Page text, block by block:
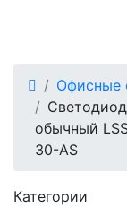
Офисные
обычный
30-AS
Категории